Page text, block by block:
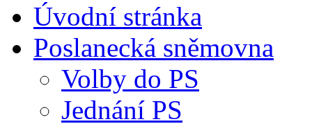
Úvodní stránka
Poslanecká sněmovna
Volby do PS
Jednání PS